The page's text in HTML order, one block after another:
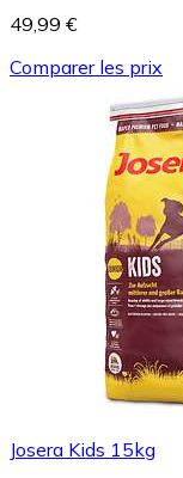
49,99 €
Comparer les prix
Josera Kids 15kg